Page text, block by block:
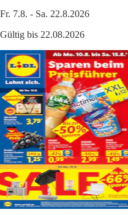
Fr. 7.8. - Sa. 22.8.2026
Gültig bis 22.08.2026